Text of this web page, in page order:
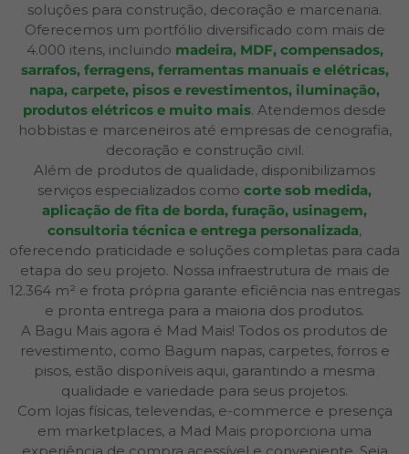
soluções para construção, decoração e marcenaria.
Oferecemos um portfólio diversificado com mais de
4.000 itens, incluindo madeira, MDF, compensados,
sarrafos, ferragens, ferramentas manuais e elétricas,
napa, carpete, pisos e revestimentos, iluminação,
produtos elétricos e muito mais. Atendemos desde
hobbistas e marceneiros até empresas de cenografia,
decoração e construção civil.
Além de produtos de qualidade, disponibilizamos
serviços especializados como corte sob medida,
aplicação de fita de borda, furação, usinagem,
consultoria técnica e entrega personalizada,
oferecendo praticidade e soluções completas para cada
etapa do seu projeto. Nossa infraestrutura de mais de
12.364 m² e frota própria garante eficiência nas entregas
e pronta entrega para a maioria dos produtos.
A Bagu Mais agora é Mad Mais! Todos os produtos de
revestimento, como Bagum napas, carpetes, forros e
pisos, estão disponíveis aqui, garantindo a mesma
qualidade e variedade para seus projetos.
Com lojas físicas, televendas, e-commerce e presença
em marketplaces, a Mad Mais proporciona uma